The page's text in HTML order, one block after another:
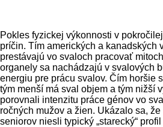
Pokles fyzickej výkonnosti v
príčin. Tím amerických a kanadských
prestávajú vo svaloch pracovať
organely sa nachádzajú v svalových
energiu pre prácu svalov. Čím horšie
tým menší má sval objem a tým nižší
porovnali intenzitu práce génov vo
ročných mužov a žien. Ukázalo sa, že
seniorov niesli typický „starecký“ profil